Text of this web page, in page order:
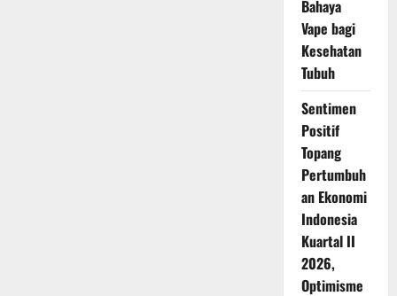
Bahaya
Vape bagi
Kesehatan
Tubuh
Sentimen
Positif
Topang
Pertumbuh
an Ekonomi
Indonesia
Kuartal II
2026,
Optimisme